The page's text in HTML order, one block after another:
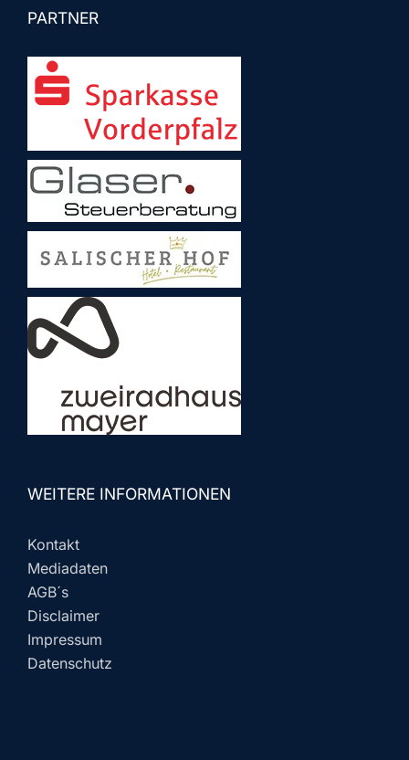
PARTNER
WEITERE INFORMATIONEN
Kontakt
Mediadaten
AGB´s
Disclaimer
Impressum
Datenschutz